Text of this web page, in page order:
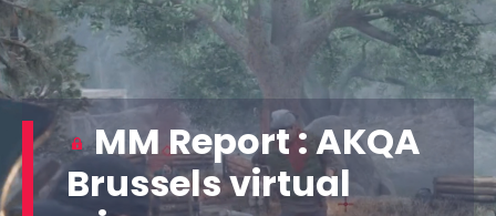
MM Report : AKQA
Brussels virtual